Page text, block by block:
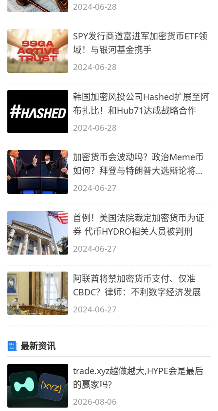
2024-06-28
SPY发行商道富进军加密货币ETF领
域！与银河基金携手
2024-06-28
韩国加密风投公司Hashed扩展至阿
布扎比！和Hub71达成战略合作
2024-06-28
加密货币会波动吗？政治Meme币
如何？拜登与特朗普大选辩论将
至！
2024-06-27
首例！美国法院裁定加密货币为证
券 代币HYDRO相关人员被判刑
2024-06-27
阿联酋将禁加密货币支付、仅准
CBDC？律师：不利数字经济发展
2024-06-27
最新资讯
trade.xyz越做越大,HYPE会是最后
的赢家吗?
2026-08-06